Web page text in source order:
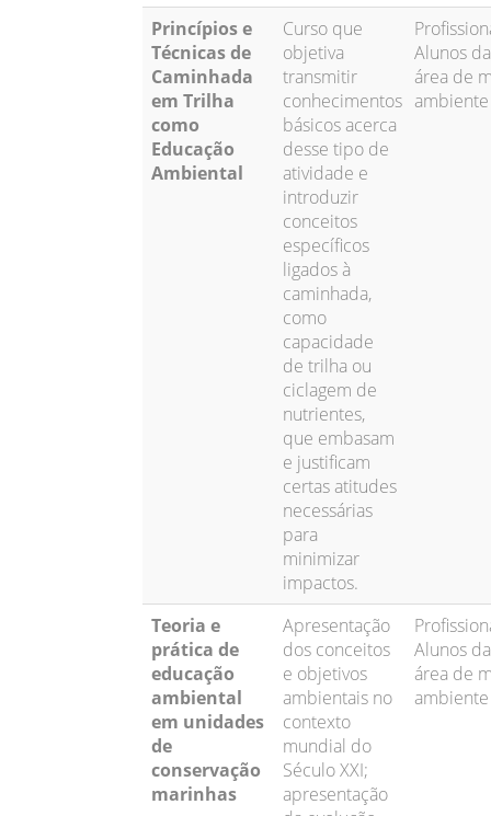
Princípios e
Técnicas de
Caminhada
em Trilha
como
Educação
Ambiental
Curso que
objetiva
transmitir
conhecimentos
básicos acerca
desse tipo de
atividade e
introduzir
conceitos
específicos
ligados à
caminhada,
como
capacidade
de trilha ou
ciclagem de
nutrientes,
que embasam
e justificam
certas atitudes
necessárias
para
minimizar
impactos.
Alunos da
área de
ambiente
Teoria e
prática de
educação
ambiental
em unidades
de
conservação
marinhas
Apresentação
dos conceitos
e objetivos
ambientais no
contexto
mundial do
Século XXI;
apresentação
Alunos da
área de
ambiente